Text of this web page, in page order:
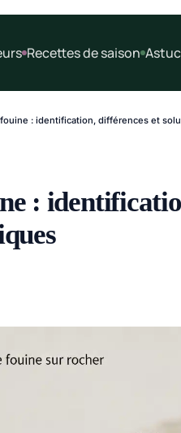
Recettes de saison
: identification, différences et
: